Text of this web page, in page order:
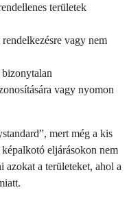
területek
vagy nem
vagy nyomon
mert még a kis
eljárásokon nem
azokat a területeket, ahol a